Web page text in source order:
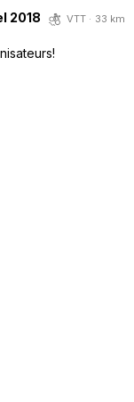
2018
VTT · 33 km